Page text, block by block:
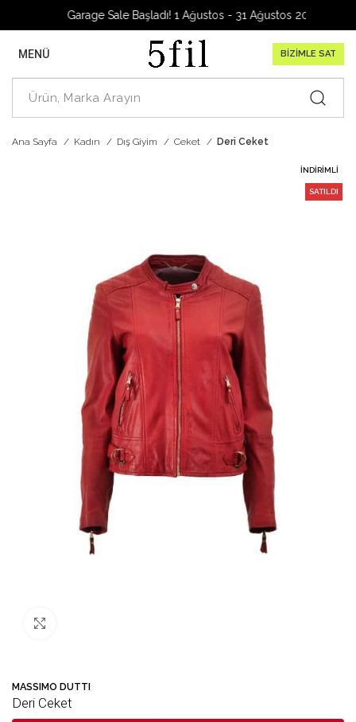
Garage Sale Başladı! 1 Ağustos - 31 Ağustos 2026
MENÜ BİZİMLE SAT
Ana Sayfa Kadın Dış Giyim Ceket Deri Ceket
İNDIRIMLI
SATILDI
MASSIMO DUTTI
Deri Ceket